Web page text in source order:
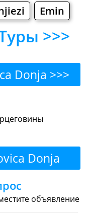
Emin
>>>
Donja >>>
- Где
Пиво
Donja
объявление